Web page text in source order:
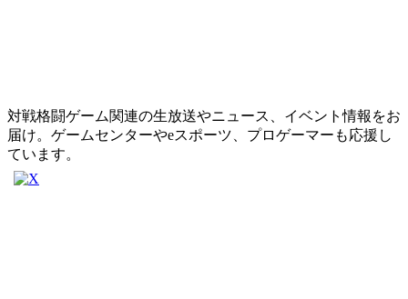
対戦格闘ゲーム関連の生放送やニュース、イベント情報をお
届け。ゲームセンターやeスポーツ、プロゲーマーも応援し
ています。